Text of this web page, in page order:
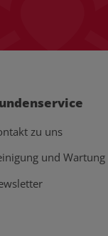
zu uns
und Wartung